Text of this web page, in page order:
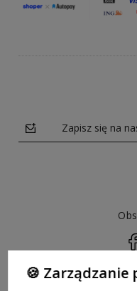
Zapisz się na
🍪